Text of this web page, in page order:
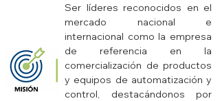
Ser líderes reconocidos en el
mercado nacional e
internacional como la empresa
de referencia en la
comercialización de productos
y equipos de automatización y
control, destacándonos por